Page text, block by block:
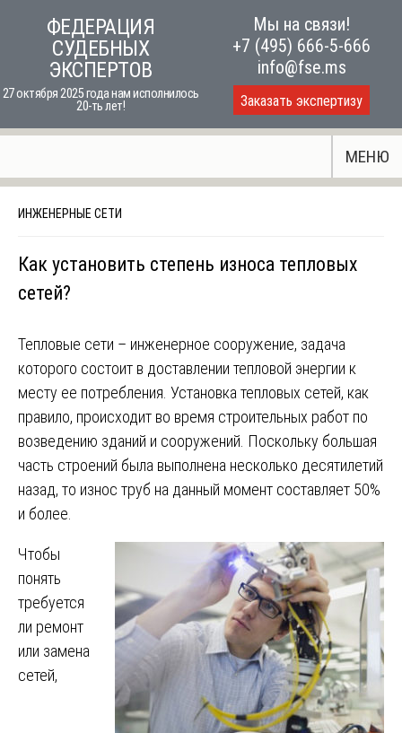
ФЕДЕРАЦИЯ
СУДЕБНЫХ
ЭКСПЕРТОВ
27 октября 2025 года нам исполнилось
20-ть лет!
Мы на связи!
+7 (495) 666-5-666
info@fse.ms
Заказать экспертизу
МЕНЮ
ИНЖЕНЕРНЫЕ СЕТИ
Как установить степень износа тепловых
сетей?
Тепловые сети – инженерное сооружение, задача
которого состоит в доставлении тепловой энергии к
месту ее потребления. Установка тепловых сетей, как
правило, происходит во время строительных работ по
возведению зданий и сооружений. Поскольку большая
часть строений была выполнена несколько десятилетий
назад, то износ труб на данный момент составляет 50%
и более.
Чтобы
понять
требуется
ли ремонт
или замена
сетей,